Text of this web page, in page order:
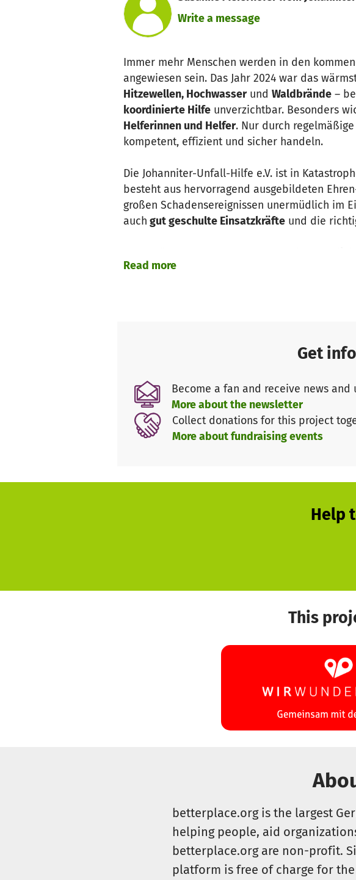
Write a message
Immer mehr Menschen werden in den
angewiesen sein. Das Jahr 2024 war das
Hitzewellen, Hochwasser und Waldbrände –
koordinierte Hilfe unverzichtbar. Besonders
Helferinnen und Helfer. Nur durch
kompetent, effizient und sicher handeln.
Die Johanniter-Unfall-Hilfe e.V. ist in
besteht aus hervorragend ausgebildeten
großen Schadensereignissen unermüdlich im
auch gut geschulte Einsatzkräfte und die
Read more
Get
Become a fan and receive news
More about the newsletter
Collect donations for this project
More about fundraising events
Help
This
betterplace.org is the largest
helping people, aid
betterplace.org are non-profit.
platform is free of charge for